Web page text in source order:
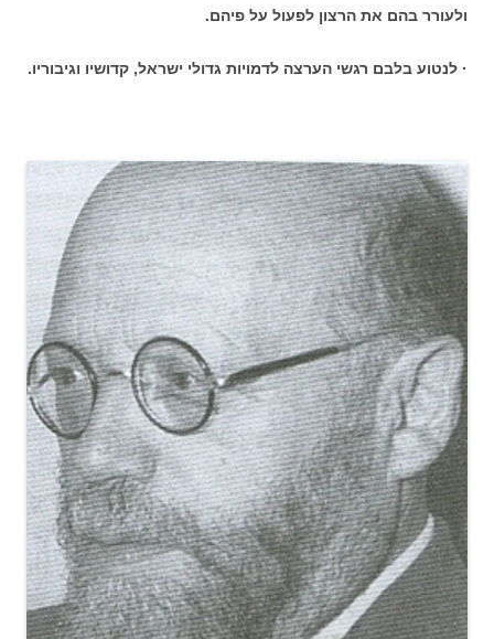
ולעורר בהם את הרצון לפעול על פיהם.
· לנטוע בלבם רגשי הערצה לדמויות גדולי ישראל, קדושיו וגיבוריו.